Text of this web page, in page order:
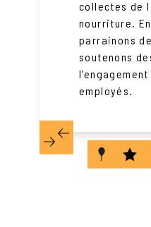
collectes de
nourriture.
parrainons
soutenons
employés.